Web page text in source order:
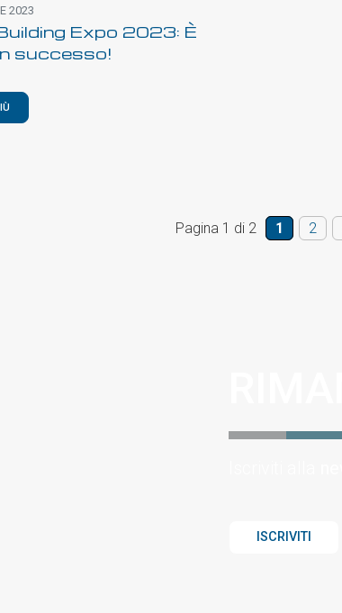
2023
Expo 2023: È
successo!
Pagina 1 di 2 1 2
ISCRIVITI